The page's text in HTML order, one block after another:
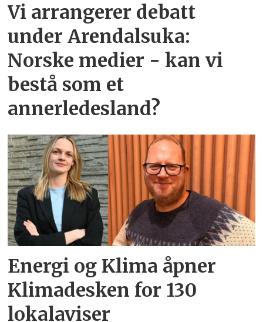
Vi arrangerer debatt
under Arendalsuka:
Norske medier - kan vi
bestå som et
annerledesland?
Energi og Klima åpner
Klimadesken for 130
lokalaviser